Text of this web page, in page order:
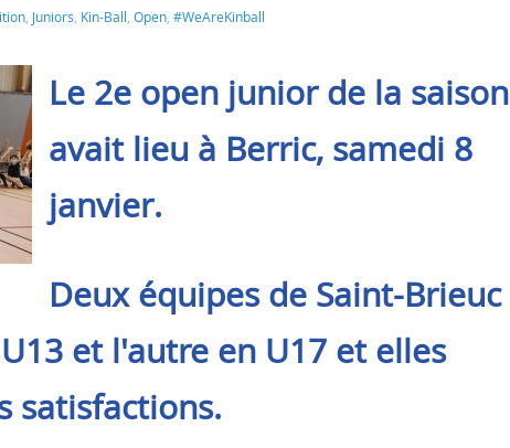
, Juniors, Kin-Ball , Open, #WeAreKinball
Le 2e open junior de la saison
avait lieu à Berric, samedi 8
janvier.
Deux équipes de Saint-Brieuc
et l'autre en U17 et elles
satisfactions.